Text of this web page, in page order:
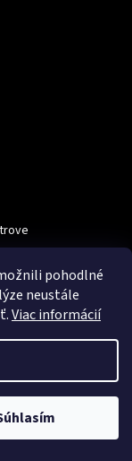
pohodlné
neustále
Viac informácií
vyhradené.Upraviť